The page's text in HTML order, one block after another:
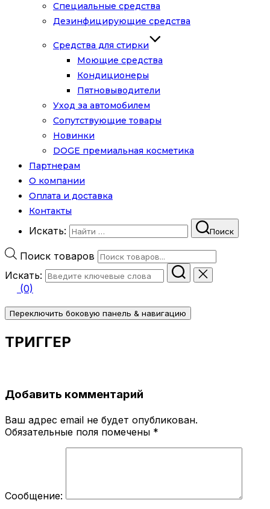
Специальные средства
Дезинфицирующие средства
Средства для стирки
Моющие средства
Кондиционеры
Пятновыводители
Уход за автомобилем
Сопутствующие товары
Новинки
DOGE премиальная косметика
Партнерам
О компании
Оплата и доставка
Контакты
Искать: Поиск
Поиск товаров
Искать:
(0)
Переключить боковую панель & навигацию
ТРИГГЕР
Добавить комментарий
Ваш адрес email не будет опубликован.
Обязательные поля помечены *
Сообщение: